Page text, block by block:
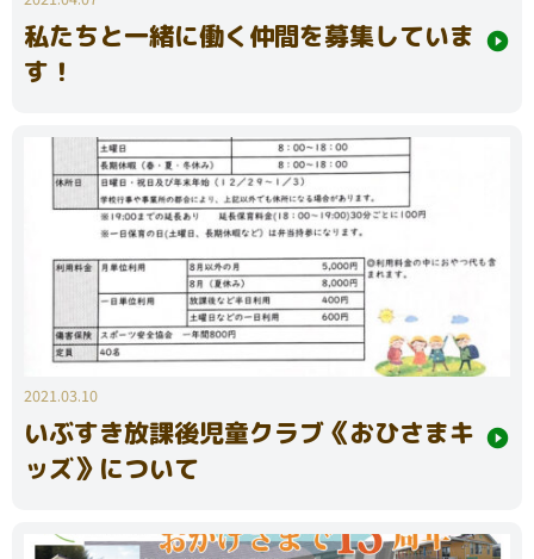
私たちと一緒に働く仲間を募集していま
す！
2021.03.10
いぶすき放課後児童クラブ《おひさまキ
ッズ》について